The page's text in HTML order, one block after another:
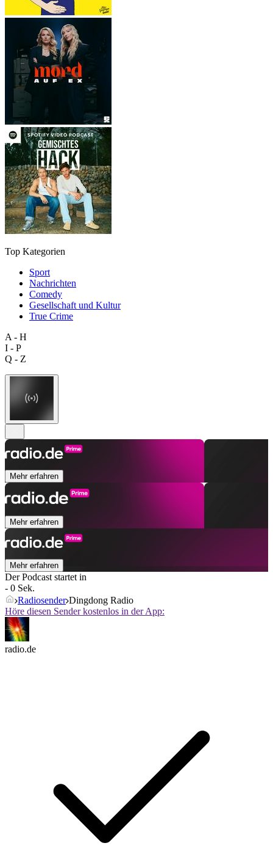
Top Kategorien
Sport
Nachrichten
Comedy
Gesellschaft und Kultur
True Crime
A - H
I - P
Q - Z
Mehr erfahren
Mehr erfahren
Mehr erfahren
Der Podcast startet in
- 0 Sek.
Radiosender Dingdong Radio
Höre diesen Sender kostenlos in der App:
radio.de